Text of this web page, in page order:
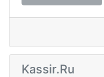
Kassir.ru